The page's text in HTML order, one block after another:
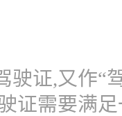
驶证,又作“
证需要满